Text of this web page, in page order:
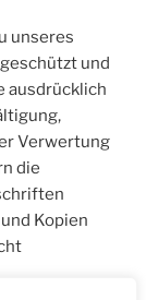
unseres
und
ausdrücklich
Verwertung
die
Kopien